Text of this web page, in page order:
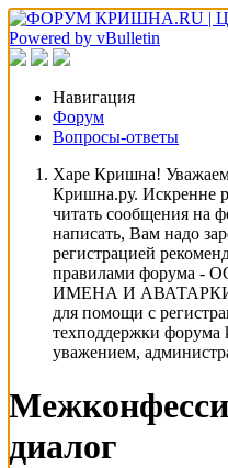
Навигация
Форум
Вопросы-ответы
Харе Кришна!
Кришна.ру. Искренне
читать сообщения на
написать, Вам надо
регистрацией
правилами форума
ИМЕНА И АВАТАРКИ.
для помощи с
техподдержки форума
уважением,
диалог